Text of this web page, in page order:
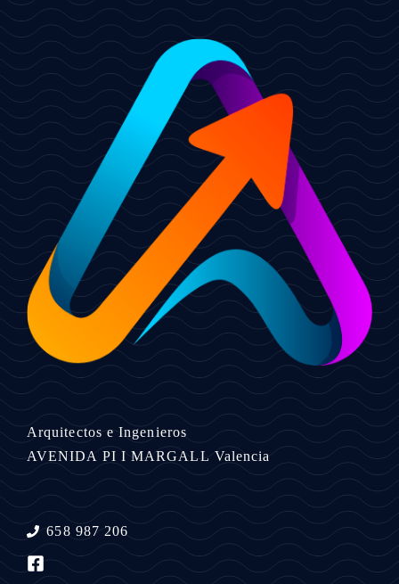
Arquitectos e Ingenieros
AVENIDA PI I MARGALL Valencia
658 987 206